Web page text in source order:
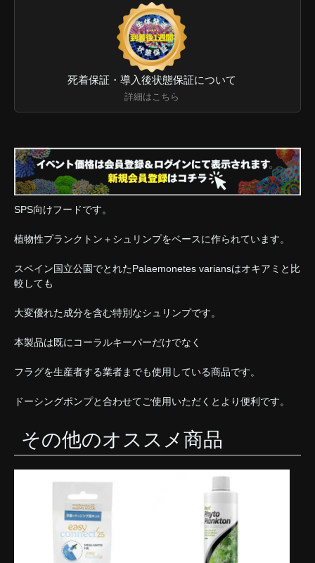
死着保証・導入後状態保証について
詳細はこちら
SPS向けフードです。
植物性プランクトン＋シュリンプをベースに作られています。
スペイン国立公園でとれたPalaemonetes variansはオキアミと比
較しても
大変優れた成分を含む特別なシュリンプです。
本製品は既にコーラルキーパーだけでなく
フラグを生産者する業者までも使用している商品です。
ドーシングポンプと合わせてご使用いただくとより便利です。
その他のオススメ商品